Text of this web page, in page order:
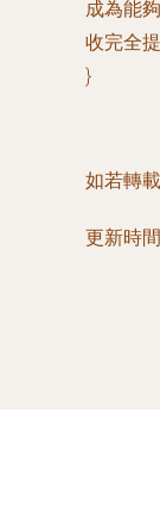
成為能
收完全
}
如若轉
更新時